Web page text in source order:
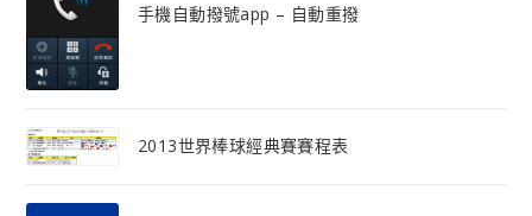
手機自動撥號app – 自動重撥
2013世界棒球經典賽賽程表